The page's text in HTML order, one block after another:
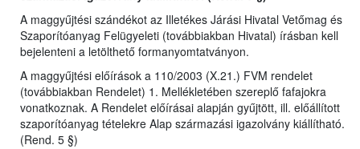
A maggyűjtési szándékot az Illetékes Járási Hivatal Vetőmag és
Szaporítóanyag Felügyeleti (továbbiakban Hivatal) írásban kell
bejelenteni a letölthető formanyomtatványon.
A maggyűjtési előírások a 110/2003 (X.21.) FVM rendelet
(továbbiakban Rendelet) 1. Mellékletében szereplő fafajokra
vonatkoznak. A Rendelet előírásai alapján gyűjtött, ill. előállított
szaporítóanyag tételekre Alap származási igazolvány kiállítható.
(Rend. 5 §)